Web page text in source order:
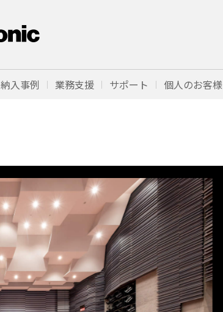
納入事例 業務支援 サポート 個人のお客様